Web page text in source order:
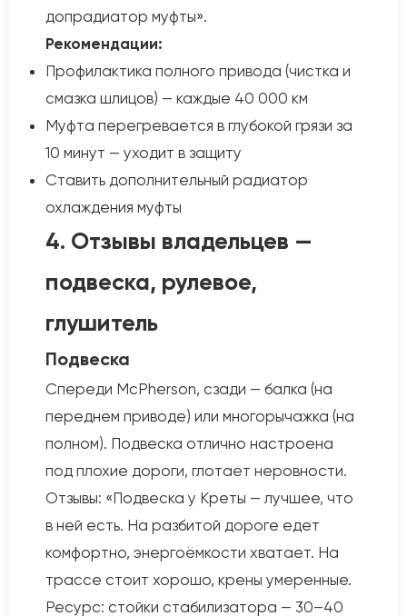
допрадиатор муфты».
Рекомендации:
Профилактика полного привода (чистка и
смазка шлицов) — каждые 40 000 км
Муфта перегревается в глубокой грязи за
10 минут — уходит в защиту
Ставить дополнительный радиатор
охлаждения муфты
4. Отзывы владельцев —
подвеска, рулевое,
глушитель
Подвеска
Спереди McPherson, сзади — балка (на
переднем приводе) или многорычажка (на
полном). Подвеска отлично настроена
под плохие дороги, глотает неровности.
Отзывы: «Подвеска у Креты — лучшее, что
в ней есть. На разбитой дороге едет
комфортно, энергоёмкости хватает. На
трассе стоит хорошо, крены умеренные.
Ресурс: стойки стабилизатора — 30–40